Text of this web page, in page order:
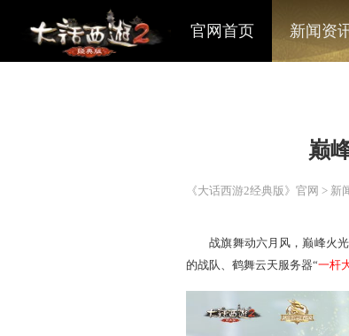
官网首页 新闻资
战旗舞动六月风，
的战队、鹤舞云天服